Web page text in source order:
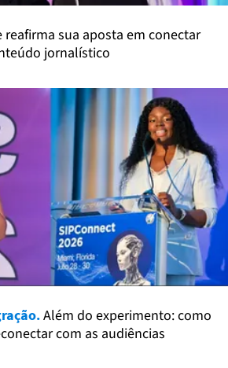
reafirma sua aposta em conectar
jornalístico
Além do experimento: como
com as audiências